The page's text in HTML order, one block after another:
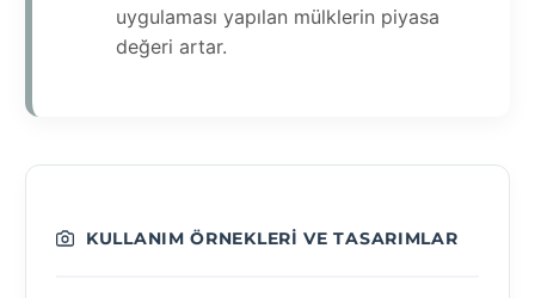
uygulaması yapılan mülklerin piyasa
değeri artar.
KULLANIM ÖRNEKLERI VE TASARIMLAR